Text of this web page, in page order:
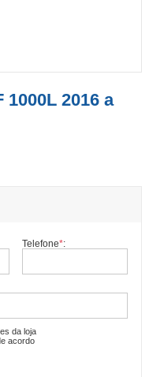
2016 a
Telefone*:
da loja
acordo